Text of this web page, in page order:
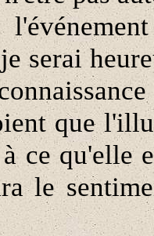
serai
que
ce qu'elle
le